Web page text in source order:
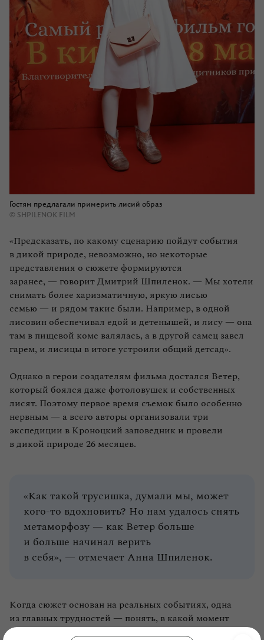
Гостям предлагали примерить лисий образ
© SHPILENOK FILM
«Предсказать, по какому сценарию пойдут события
в дикой природе, невозможно, но некоторые
представления о сюжете формируются
заранее, — говорит Дмитрий Шпиленок. — Мы хотели
снимать более харизматичную, яркую лисью
семью — и рядом такие были. Например, в одной
лисовин обеспечивал едой и детенышей, и лису — она
там в пищевой коме валялась, а в другой самец завел
гарем, и лисицы в итоге устроили общий детсад».
Однако в герои создателям фильма достался Ветер,
который боялся даже фотоловушек и собственных
лисят. Поэтому первое время съемок было особенно
нервным — а всего авторы организовали три
экспедиции в Кроноцкий заповедник и провели
в дикой природе 26 месяцев.
«Как такой трусишка, думали мы, может
кого‑то вдохновить? Но нам удалось снять
метаморфозу — как Ветер больше
и больше начинал верить
в себя», — отмечает Анна Шпиленок.
Когда сюжет основан на реальных событиях, одна
из главных трудностей — понять, в какой момент
прекратить съемки, рассказывают авторы. Они даже